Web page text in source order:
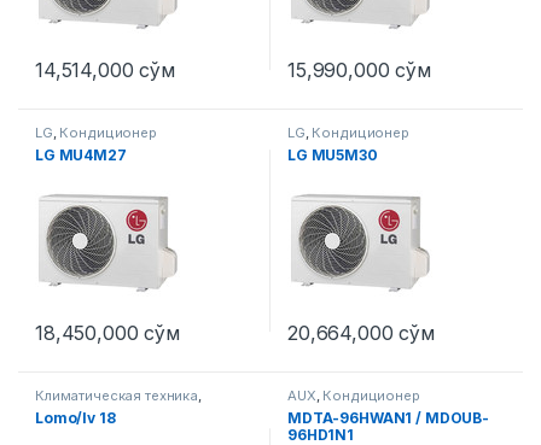
14,514,000сўм 15,990,000сўм
LG, Кондиционер
LG MU4M27
18,450,000сўм
LG, Кондиционер
LG MU5M30
20,664,000сўм
Климатическая техника,
Кондиционер
Lomo/lv 18
AUX, Кондиционер
MDTA-96HWAN1 / MDOUB-
96HD1N1